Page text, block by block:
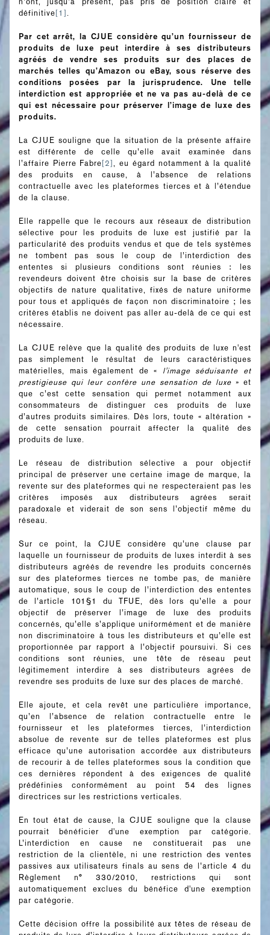
définitive [1]
Par cet arrêt, la CJUE considère qu’un fournisseur de
produits de luxe peut interdire à ses distributeurs
agréés de vendre ses produits sur des places de
marchés telles qu’Amazon ou eBay, sous réserve des
conditions posées par la jurisprudence. Une telle
interdiction est appropriée et ne va pas au-delà de ce
qui est nécessaire pour préserver l’image de luxe des
produits.
La CJUE souligne que la situation de la présente affaire
est différente de celle qu’elle avait examinée dans
l’affaire Pierre Fabre [2]
, eu égard notamment à la qualité
des produits en cause, à l’absence de relations
contractuelle avec les plateformes tierces et à l’étendue
de la clause.
Elle rappelle que le recours aux réseaux de distribution
sélective pour les produits de luxe est justifié par la
particularité des produits vendus et que de tels systèmes
ne tombent pas sous le coup de l’interdiction des
ententes si plusieurs conditions sont réunies : les
revendeurs doivent être choisis sur la base de critères
objectifs de nature qualitative, fixés de nature uniforme
pour tous et appliqués de façon non discriminatoire ; les
critères établis ne doivent pas aller au-delà de ce qui est
nécessaire.
La CJUE relève que la qualité des produits de luxe n'est
pas simplement le résultat de leurs caractéristiques
matérielles, mais également de « l'image séduisante et
prestigieuse qui leur confère une sensation de luxe » et
que c’est cette sensation qui permet notamment aux
consommateurs de distinguer ces produits de luxe
d’autres produits similaires. Dès lors, toute « altération »
de cette sensation pourrait affecter la qualité des
produits de luxe.
Le réseau de distribution sélective a pour objectif
principal de préserver une certaine image de marque, la
revente sur des plateformes qui ne respecteraient pas les
critères imposés aux distributeurs agrées serait
paradoxale et viderait de son sens l’objectif même du
réseau.
Sur ce point, la CJUE considère qu’une clause par
laquelle un fournisseur de produits de luxes interdit à ses
distributeurs agréés de revendre les produits concernés
sur des plateformes tierces ne tombe pas, de manière
automatique, sous le coup de l’interdiction des ententes
de l’article 101§1 du TFUE, dès lors qu’elle a pour
objectif de préserver l’image de luxe des produits
concernés, qu’elle s’applique uniformément et de manière
non discriminatoire à tous les distributeurs et qu’elle est
proportionnée par rapport à l’objectif poursuivi. Si ces
conditions sont réunies, une tête de réseau peut
légitimement interdire à ses distributeurs agrées de
revendre ses produits de luxe sur des places de marché.
Elle ajoute, et cela revêt une particulière importance,
qu’en l’absence de relation contractuelle entre le
fournisseur et les plateformes tierces, l’interdiction
absolue de revente sur de telles plateformes est plus
efficace qu’une autorisation accordée aux distributeurs
de recourir à de telles plateformes sous la condition que
ces dernières répondent à des exigences de qualité
prédéfinies conformément au point 54 des lignes
directrices sur les restrictions verticales.
En tout état de cause, la CJUE souligne que la clause
pourrait bénéficier d'une exemption par catégorie.
L’interdiction en cause ne constituerait pas une
restriction de la clientèle, ni une restriction des ventes
passives aux utilisateurs finals au sens de l’article 4 du
Règlement n° 330/2010, restrictions qui sont
automatiquement exclues du bénéfice d'une exemption
par catégorie.
Cette décision offre la possibilité aux têtes de réseau de